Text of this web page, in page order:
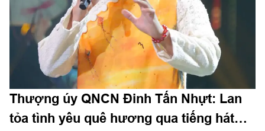
Thượng úy QNCN Đinh Tấn Nhựt: Lan
tỏa tình yêu quê hương qua tiếng hát